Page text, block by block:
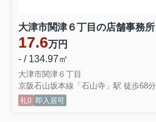
大津市関津６丁目の店舗事務所
17.6万円
- / 134.97㎡
大津市関津６丁目
京阪石山坂本線「石山寺」駅 徒歩68分
礼0 即入居可